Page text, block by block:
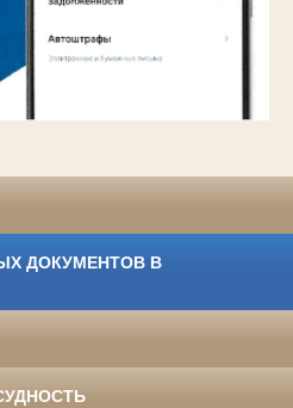
ДОКУМЕНТОВ В